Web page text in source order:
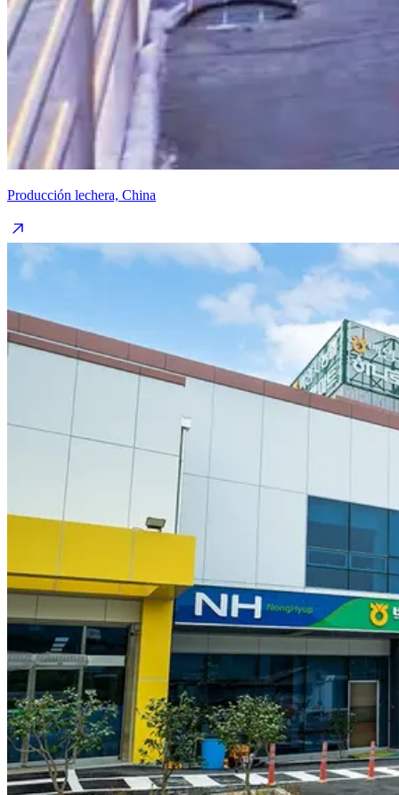
Producción lechera, China